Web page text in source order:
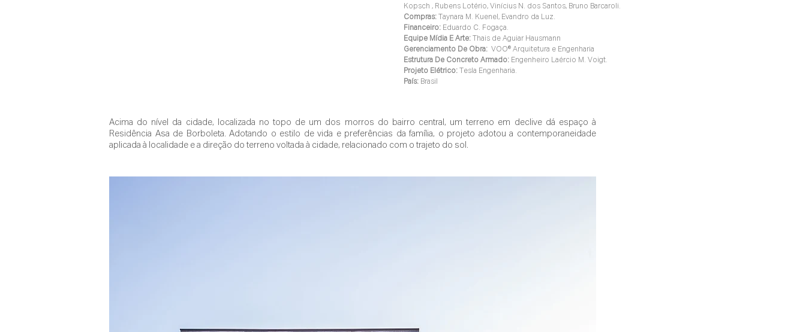
Kopsch , Rubens Lotério, Vinícius N. dos Santos, Bruno Barcaroli.
Compras:
Taynara M. Kuenel, Evandro da Luz.
Financeiro: Eduardo C. Fogaça.
Equipe Mídia E Arte: Thais de Aguiar Hausmann
Gerenciamento De Obra: VOO® Arquitetura e Engenharia
Estrutura De Concreto Armado: Engenheiro Laércio M. Voigt.
Projeto Elétrico: Tesla Engenharia.
País: Brasil
Acima do nível da cidade, localizada no topo de um dos morros do bairro central, um terreno em declive dá espaço à
Residência Asa de Borboleta. Adotando o estilo de vida e preferências da família, o projeto adotou a contemporaneidade
aplicada à localidade e a direção do terreno voltada à cidade, relacionado com o trajeto do sol.